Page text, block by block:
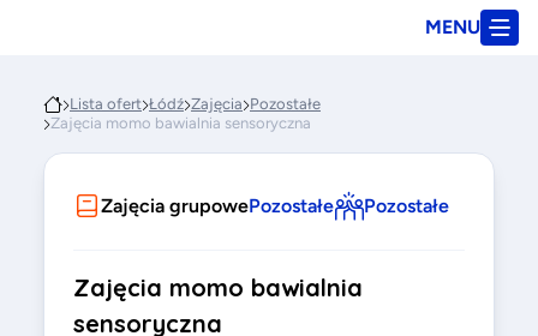
MENU
Lista ofert Łódź Zajęcia Pozostałe
Zajęcia momo bawialnia sensoryczna
Zajęcia grupowePozostałe Pozostałe
Zajęcia momo bawialnia
sensoryczna